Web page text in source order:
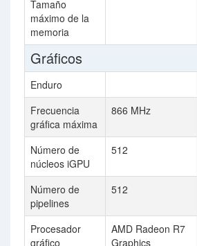
Tamaño
máximo de la
memoria
Gráficos
Enduro
Frecuencia
gráfica máxima
866 MHz
Número de
núcleos iGPU
512
Número de
pipelines
512
Procesador
gráfico
AMD Radeon R7
Graphics